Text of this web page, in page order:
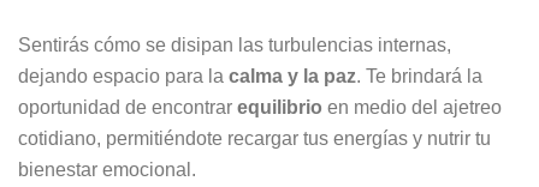
Sentirás cómo se disipan las turbulencias internas,
dejando espacio para la calma y la paz. Te brindará la
oportunidad de encontrar equilibrio en medio del ajetreo
cotidiano, permitiéndote recargar tus energías y nutrir tu
bienestar emocional.